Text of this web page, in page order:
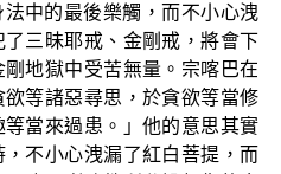
中的最後樂觸，而不小心洩
三昧耶戒、金剛戒，將會下
地獄中受苦無量。宗喀巴在
欲等諸惡尋思，於貪欲等當修
當來過患。」他的意思其實
不小心洩漏了紅白菩提，而